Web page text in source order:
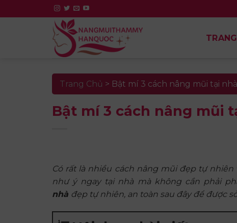
to
Trang Chủ > Bật mí 3 cách nâng mũi tại
Bật mí 3 cách nâng mũi
Có rất là nhiều cách nâng mũi đẹp tự
như ý ngay tại nhà mà không cần phải
nhà đẹp tự nhiên, an toàn sau đây để được